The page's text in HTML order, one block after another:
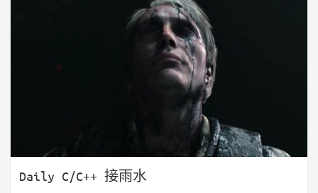
Daily C/C++ 接雨水